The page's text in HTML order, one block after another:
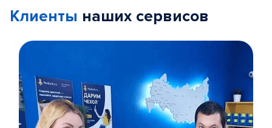
Клиенты наших сервисов